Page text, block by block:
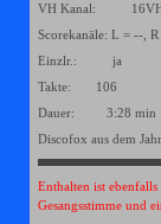
VH Kanal:
Scorekanäle: L = --, R
Einzlr.: ja
Takte: 106
Dauer: 3:28 min
Discofox aus dem
Enthalten ist
Gesangsstimme und